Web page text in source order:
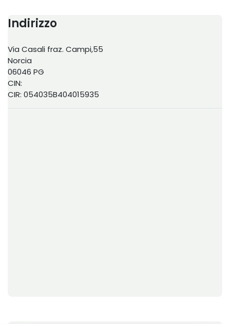
Indirizzo
Via Casali fraz. Campi,55
Norcia
06046 PG
CIN:
CIR: 054035B404015935